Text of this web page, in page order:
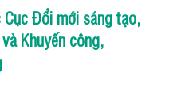
Cục Đổi mới sáng tạo,
Khuyến công,